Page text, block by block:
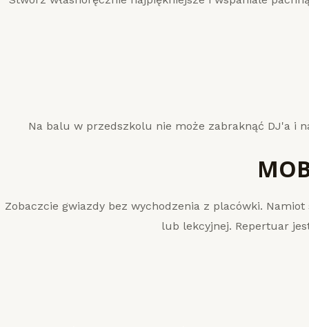
Na balu w przedszkolu nie może zabraknąć DJ'a i
Zobaczcie gwiazdy bez wychodzenia z placówki.
lub lekcyjnej. Repertuar